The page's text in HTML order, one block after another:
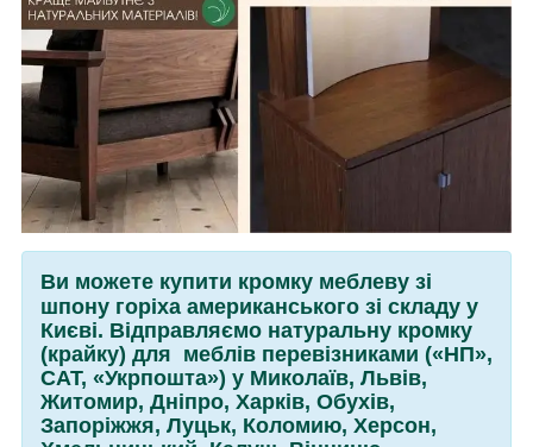
Ви можете купити кромку меблеву зі
шпону горіха американського зі складу у
Києві. Відправляємо натуральну кромку
(крайку) для меблів перевізниками («НП»,
САТ, «Укрпошта») у Миколаїв, Львів,
Житомир, Дніпро, Харків, Обухів,
Запоріжжя, Луцьк, Коломию, Херсон,